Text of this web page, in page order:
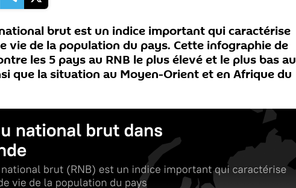
brut est un indice important qui caractérise
vie de la population du pays. Cette infographie de
les 5 pays au RNB le plus élevé et le plus bas au
que la situation au Moyen-Orient et en Afrique du